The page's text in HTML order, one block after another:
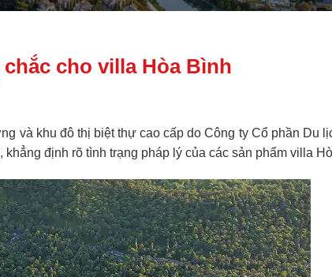
cho villa Hòa Bình
và khu đô thị biệt thự cao cấp do Công ty Cổ phần Du
định rõ tình trạng pháp lý của các sản phẩm villa